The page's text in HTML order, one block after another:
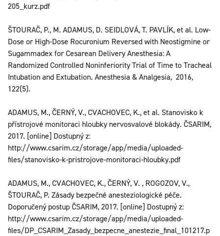
205_kurz.pdf
ŠTOURAČ, P., M. ADAMUS, D. SEIDLOVÁ, T. PAVLÍK, et al. Low-
Dose or High-Dose Rocuronium Reversed with Neostigmine or
Sugammadex for Cesarean Delivery Anesthesia: A
Randomized Controlled Noninferiority Trial of Time to Tracheal
Intubation and Extubation. Anesthesia & Analgesia, 2016,
122(5).
ADAMUS, M., ČERNÝ, V., CVACHOVEC, K., et al. Stanovisko k
přístrojové monitoraci hloubky nervosvalové blokády. ČSARIM,
2017. [online] Dostupný z:
http://www.csarim.cz/storage/app/media/uploaded-
files/stanovisko-k-pristrojove-monitoraci-hloubky.pdf
ADAMUS, M., CVACHOVEC, K., ČERNÝ, V. , ROGOZOV, V.,
ŠTOURAČ, P. Zásady bezpečné anesteziologické péče.
Doporučený postup ČSARIM, 2017. [online] Dostupný z:
http://www.csarim.cz/storage/app/media/uploaded-
files/DP_CSARIM_Zasady_bezpecne_anestezie_final_101217.p